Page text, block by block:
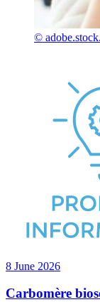
©
8 June 2026
Carbomère